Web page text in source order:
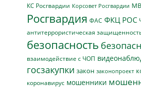
КС Росгвардии Корсовет Росгвардии
Росгвардия ФАС ФКЦ РОС
антитеррористическая
безопасность
взаимодействие с ЧОП
госзакупки закон законопроект
коронавирус мошенники